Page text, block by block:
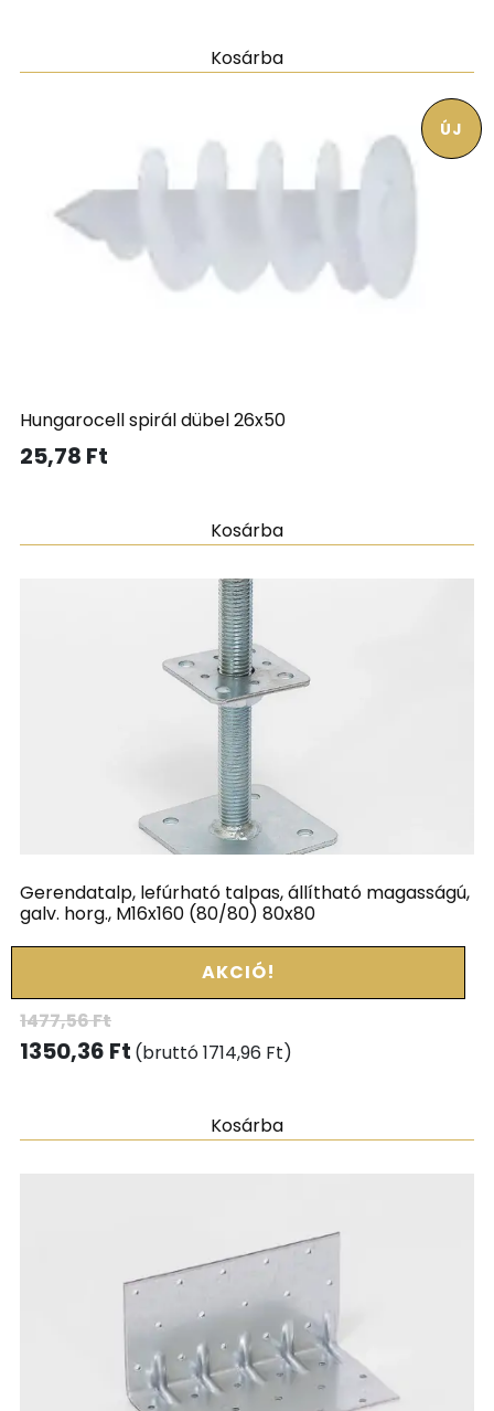
Kosárba
Hungarocell spirál dübel 26x50
25,78 Ft
ÚJ
Kosárba
Gerendatalp, lefúrható talpas, állítható magasságú,
galv. horg., M16x160 (80/80) 80x80
AKCIÓ!
1477,56Ft
1350,36 Ft (bruttó1714,96 Ft)
Kosárba